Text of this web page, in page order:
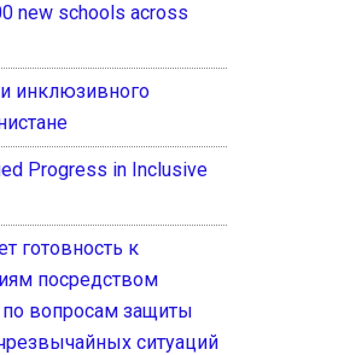
new schools across
инклюзивного
Progress in Inclusive
готовность к
посредством
по вопросам защиты
ситуаций